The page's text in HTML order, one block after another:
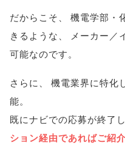
だからこそ
機電学部・
きるような
メーカー／
可能なのです。
さらに 機電業界に特化
能。
既にナビでの応募が終了
ション経由であればご紹